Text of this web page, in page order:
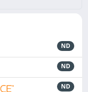
ND
ND
ND